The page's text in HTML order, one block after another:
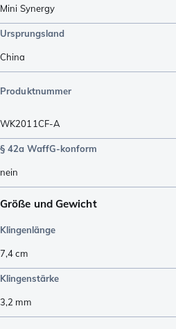
Mini Synergy
Ursprungsland
China
Produktnummer
WK2011CF-A
§ 42a WaffG-konform
nein
Größe und Gewicht
Klingenlänge
7,4cm
Klingenstärke
3,2 mm